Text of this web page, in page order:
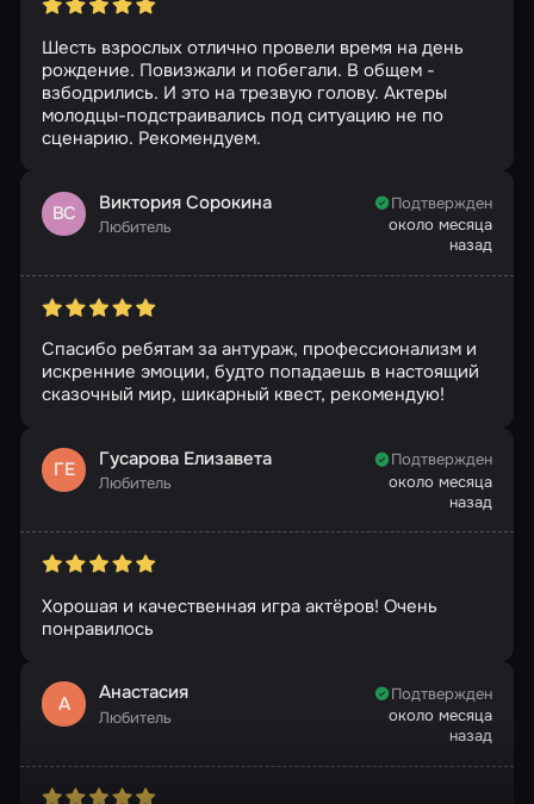
Шесть взрослых отлично провели время на день
рождение. Повизжали и побегали. В общем -
взбодрились. И это на трезвую голову. Актеры
молодцы-подстраивались под ситуацию не по
сценарию. Рекомендуем.
ВС Виктория Сорокина
Любитель
Подтвержден
около месяца
назад
Спасибо ребятам за антураж, профессионализм и
искренние эмоции, будто попадаешь в настоящий
сказочный мир, шикарный квест, рекомендую!
ГЕ Гусарова Елизавета
Любитель
Подтвержден
около месяца
назад
Хорошая и качественная игра актёров! Очень
понравилось
А Анастасия
Любитель
Подтвержден
около месяца
назад